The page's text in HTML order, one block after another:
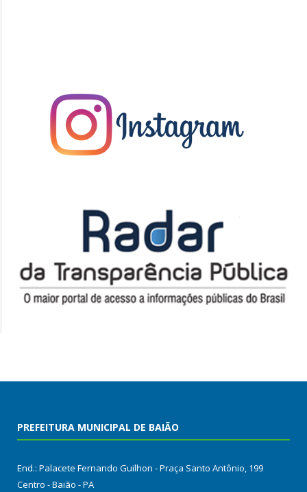
PREFEITURA MUNICIPAL DE BAIÃO
End.: Palacete Fernando Guilhon - Praça Santo Antônio, 199
Centro - Baião - PA